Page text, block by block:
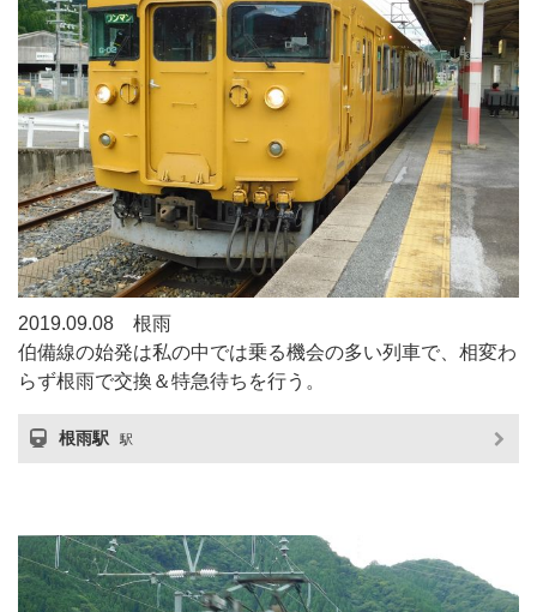
2019.09.08 根雨
伯備線の始発は私の中では乗る機会の多い列車で、相変わ
らず根雨で交換＆特急待ちを行う。
根雨駅 駅